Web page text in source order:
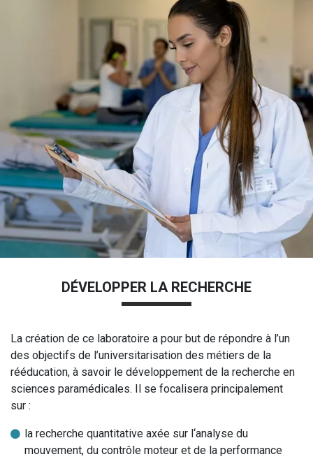
DÉVELOPPER LA RECHERCHE
La création de ce laboratoire a pour but de répondre à l’un
des objectifs de l’universitarisation des métiers de la
rééducation, à savoir le développement de la recherche en
sciences paramédicales. Il se focalisera principalement
sur :
la recherche quantitative axée sur l‘analyse du
mouvement, du contrôle moteur et de la performance